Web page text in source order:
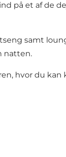
på et af de
samt
natten.
hvor du